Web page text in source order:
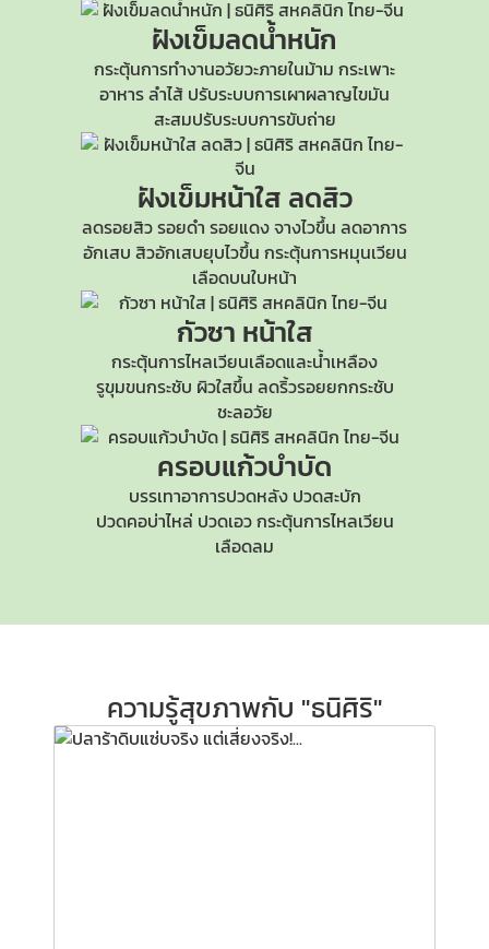
ฝังเข็มลดน้ำหนัก
กระตุ้นการทำงานอวัยวะภายในม้าม กระเพาะ
อาหาร ลำไส้ ปรับระบบการเผาผลาญไขมัน
สะสมปรับระบบการขับถ่าย
ฝังเข็มหน้าใส ลดสิว
ลดรอยสิว รอยดำ รอยแดง จางไวขึ้น ลดอาการ
อักเสบ สิวอักเสบยุบไวขึ้น กระตุ้นการหมุนเวียน
เลือดบนใบหน้า
กัวซา หน้าใส
กระตุ้นการไหลเวียนเลือดและน้ำเหลือง
รูขุมขนกระชับ ผิวใสขึ้น ลดริ้วรอยยกกระชับ
ชะลอวัย
ครอบแก้วบำบัด
บรรเทาอาการปวดหลัง ปวดสะบัก
ปวดคอบ่าไหล่ ปวดเอว กระตุ้นการไหลเวียน
เลือดลม
ความรู้สุขภาพกับ "ธนิศิริ"